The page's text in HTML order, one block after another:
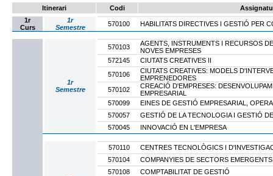
Itinerari Codi
1r
Curs
1r
Semestre
570100 HABILITATS DIRECTIVES I GESTIÓ PER
1r
Semestre
570103
AGENTS, INSTRUMENTS I RECURSOS
NOVES EMPRESES
572145
CIUTATS CREATIVES II
570106
CIUTATS CREATIVES: MODELS
EMPRENEDORES
570102
CREACIÓ D'EMPRESES:
EMPRESARIAL
570099
EINES DE GESTIÓ EMPRESARIAL,
570057
GESTIÓ DE LA TECNOLOGIA I GESTIÓ
570045
INNOVACIÓ EN L'EMPRESA
570110
CENTRES TECNOLÒGICS I
570104
COMPANYIES DE SECTORS EMERGENTS
570108
COMPTABILITAT DE GESTIÓ